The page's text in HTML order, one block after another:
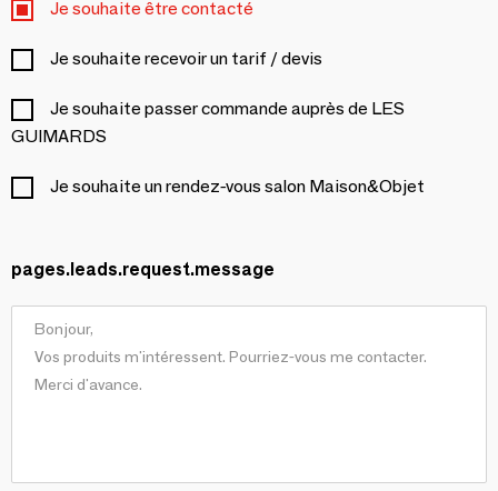
Je souhaite être contacté
Je souhaite recevoir un tarif / devis
Je souhaite passer commande auprès de LES
GUIMARDS
Je souhaite un rendez-vous salon Maison&Objet
pages.leads.request.message